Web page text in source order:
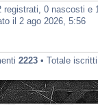
registrati, 0 nascosti e
il 2 ago 2026, 5:56
2223 • Totale iscritti